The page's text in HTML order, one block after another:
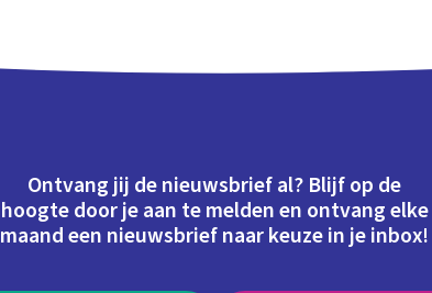
Ontvang jij de nieuwsbrief al? Blijf op de
hoogte door je aan te melden en ontvang elke
maand een nieuwsbrief naar keuze in je inbox!